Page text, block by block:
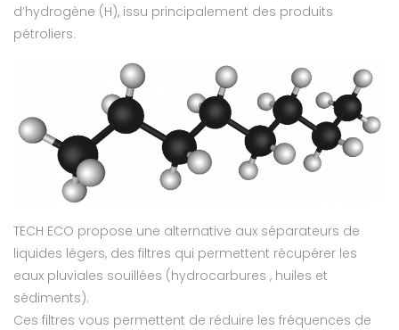
d’hydrogène (H), issu principalement des produits
pétroliers.
TECH ECO propose une alternative aux séparateurs de
liquides légers, des filtres qui permettent récupérer les
eaux pluviales souillées (hydrocarbures , huiles et
sédiments).
Ces filtres vous permettent de réduire les fréquences de